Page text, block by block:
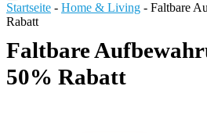
Startseite - Home & Living - Faltbare
Rabatt
Faltbare
50% Rabatt